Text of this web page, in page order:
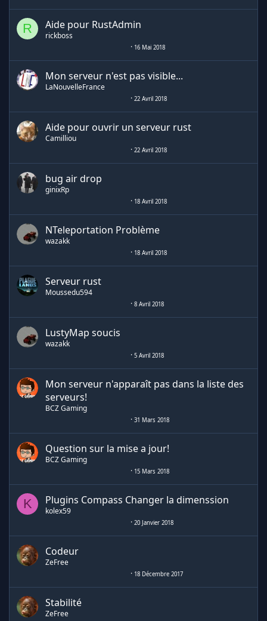
R Aide pour RustAdmin
rickboss
16 Mai 2018
Mon serveur n'est pas visible...
LaNouvelleFrance
22 Avril 2018
Aide pour ouvrir un serveur rust
Camilliou
22 Avril 2018
bug air drop
ginixRp
18 Avril 2018
NTeleportation Problème
wazakk
18 Avril 2018
Serveur rust
Moussedu594
8 Avril 2018
LustyMap soucis
wazakk
5 Avril 2018
Mon serveur n'apparaît pas dans la liste des
serveurs!
BCZ Gaming
31 Mars 2018
Question sur la mise a jour!
BCZ Gaming
15 Mars 2018
K Plugins Compass Changer la dimenssion
kolex59
20 Janvier 2018
Codeur
ZeFree
18 Décembre 2017
Stabilité
ZeFree